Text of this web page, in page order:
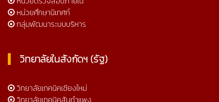
หน่วยศึกษานิเทศก์
กลุ่มพัฒนาระบบบริหาร
วิทยาลัยในสังกัดฯ (รัฐ)
วิทยาลัยเทคนิคเชียงใหม่
วิทยาลัยเทคนิคสันกำแพง